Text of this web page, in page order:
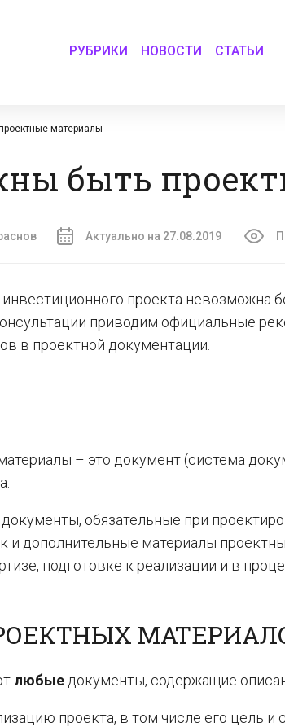
РУБРИКИ НОВОСТИ СТАТЬИ
материалы
быть
Актуально на 27.08.2019
проекта невозможна
приводим официальные
в проектной документации.
– это документ (система
обязательные при
и дополнительные материалы
подготовке к реализации и в
любые документы, содержащие
проекта, в том числе его цель и